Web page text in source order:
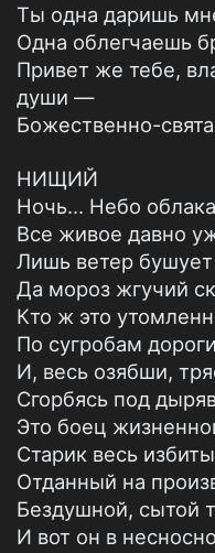
Ты одна даришь
Одна облегчаешь
Привет же тебе,
души —
Божественно-
НИЩИЙ
Ночь... Небо
Все живое давно
Лишь ветер бушует
Да мороз жгучий
Кто ж это
По сугробам
И, весь озябши,
Сгорбясь под
Это боец
Старик весь
Отданный на
Бездушной, сытой
И вот он в